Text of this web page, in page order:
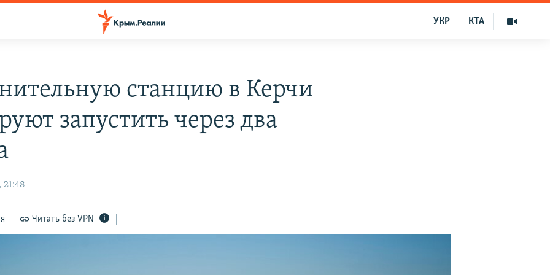
КТА
УКР
станцию в Керчи
запустить через два
21:48
Читать без VPN